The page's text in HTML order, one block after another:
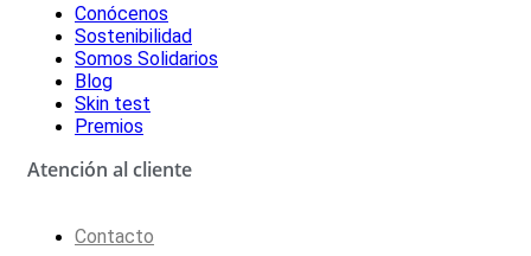
Conócenos
Sostenibilidad
Somos Solidarios
Blog
Skin test
Premios
Atención al cliente
Contacto